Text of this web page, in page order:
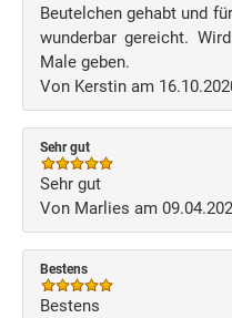
Beutelchen gehabt und
wunderbar gereicht.
Male geben.
Von Kerstin am
Sehr gut
Sehr gut
Von Marlies am
Bestens
Bestens